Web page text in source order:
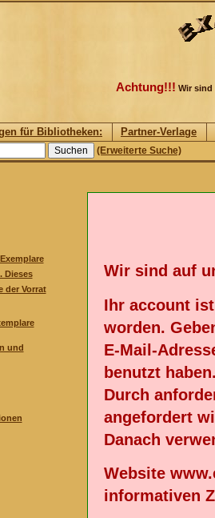
Achtung!!! Wir sind
für Bibliotheken: Partner-Verlage
(Erweiterte Suche)
Dieses
der Vorrat
und
Wir sind auf
Ihr account
worden.
E-Mail-
benutzt
Durch
angefordert
Danach
Website
informativen